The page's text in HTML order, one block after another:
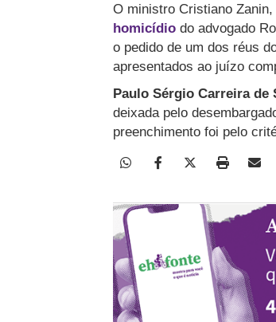
O ministro Cristiano
homicídio do advogado
o pedido de um dos réus
apresentados ao juízo
Paulo Sérgio Carreira de
deixada pelo
preenchimento foi pelo